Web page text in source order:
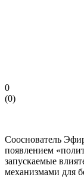
0
(0)
Сооснователь
появлением
запускаемые
механизмами для